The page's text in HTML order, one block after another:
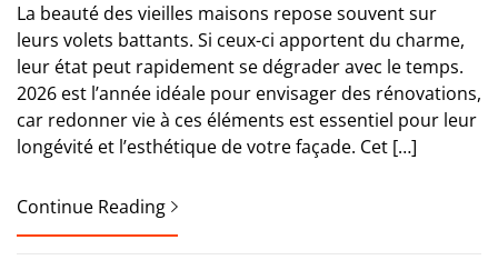
La beauté des vieilles maisons repose souvent sur
leurs volets battants. Si ceux-ci apportent du charme,
leur état peut rapidement se dégrader avec le temps.
2026 est l’année idéale pour envisager des rénovations,
car redonner vie à ces éléments est essentiel pour leur
longévité et l’esthétique de votre façade. Cet […]
Continue Reading